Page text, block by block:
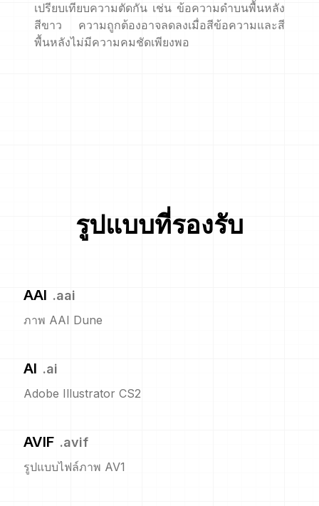
เปรียบเทียบความตัดกัน เช่น ข้อความดำบนพื้นหลัง
สีขาว ความถูกต้องอาจลดลงเมื่อสีข้อความและสี
พื้นหลังไม่มีความคมชัดเพียงพอ
รูปแบบที่รองรับ
AAI .aai
ภาพ AAI Dune
AI .ai
Adobe Illustrator CS2
AVIF .avif
รูปแบบไฟล์ภาพ AV1